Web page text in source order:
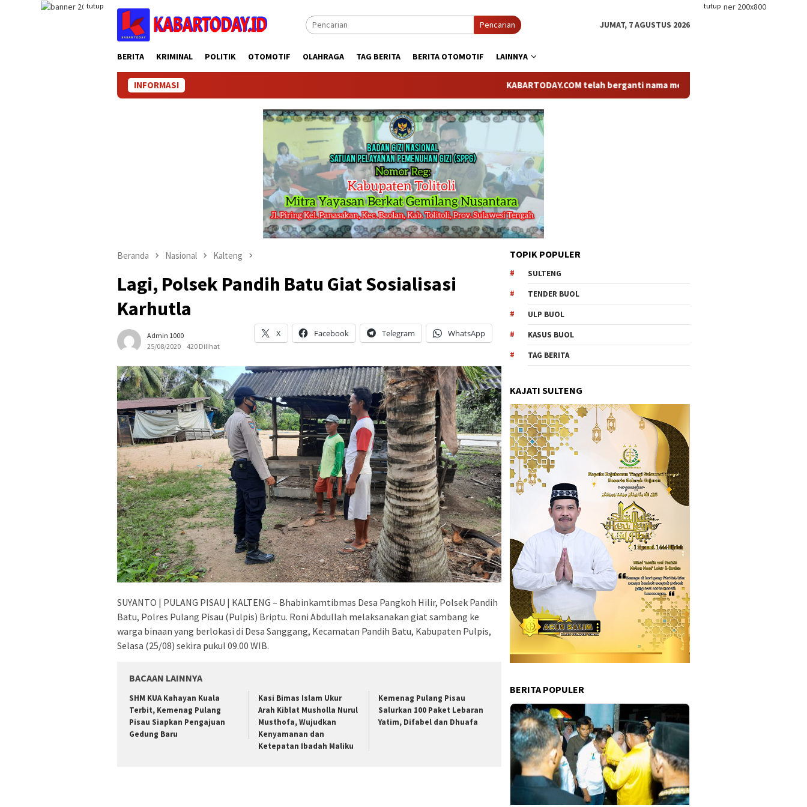
tutup tutup
Pencarian JUMAT, 7 AGUSTUS 2026
BERITA KRIMINAL POLITIK OTOMOTIF OLAHRAGA TAG BERITA BERITA OTOMOTIF LAINNYA
INFORMASI KABARTODAY.COM telah berganti nama menjadi KABARTODAY.ID. Untuk
Beranda Nasional Kalteng
Lagi, Polsek Pandih Batu Giat Sosialisasi
Karhutla
Admin 1000
25/08/2020
420 Dilihat
X Facebook Telegram WhatsApp
SUYANTO | PULANG PISAU | KALTENG – Bhabinkamtibmas Desa Pangkoh Hilir, Polsek Pandih
Batu, Polres Pulang Pisau (Pulpis) Briptu. Roni Abdullah melaksanakan giat sambang ke
warga binaan yang berlokasi di Desa Sanggang, Kecamatan Pandih Batu, Kabupaten Pulpis,
Selasa (25/08) sekira pukul 09.00 WIB.
BACAAN LAINNYA
SHM KUA Kahayan Kuala
Terbit, Kemenag Pulang
Pisau Siapkan Pengajuan
Gedung Baru
Kasi Bimas Islam Ukur
Arah Kiblat Musholla Nurul
Musthofa, Wujudkan
Kenyamanan dan
Ketepatan Ibadah Maliku
Kemenag Pulang Pisau
Salurkan 100 Paket Lebaran
Yatim, Difabel dan Dhuafa
TOPIK POPULER
SULTENG
TENDER BUOL
ULP BUOL
KASUS BUOL
TAG BERITA
KAJATI SULTENG
BERITA POPULER